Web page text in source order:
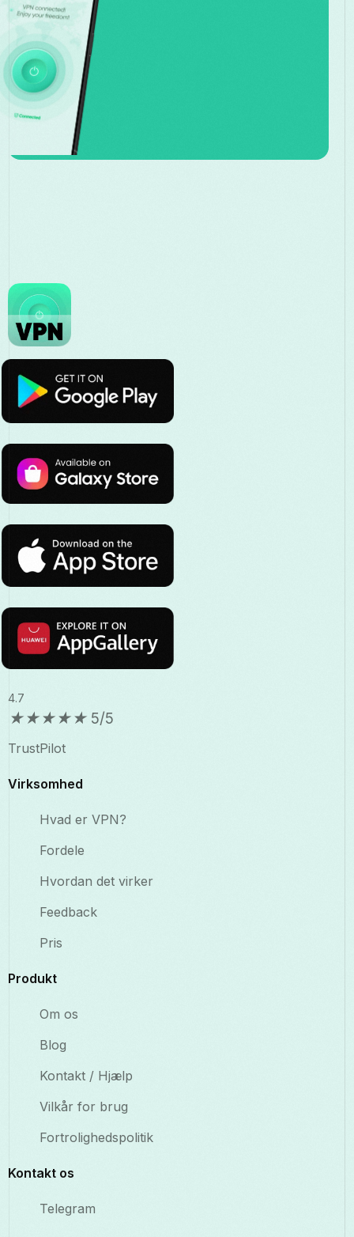
4.7
★★★★★ 5/5
TrustPilot
Virksomhed
Hvad er VPN?
Fordele
Hvordan det virker
Feedback
Pris
Produkt
Om os
Blog
Kontakt / Hjælp
Vilkår for brug
Fortrolighedspolitik
Kontakt os
Telegram